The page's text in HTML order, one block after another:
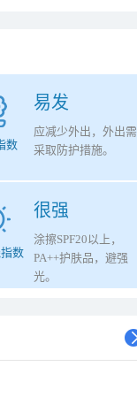
易发
数
应减少外出，外出需
采取防护措施。
很强
数
涂擦SPF20以上，
PA++护肤品，避强
光。